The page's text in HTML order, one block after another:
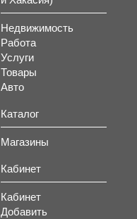
Недвижимость
Работа
Услуги
Товары
Авто
Каталог
Магазины
Кабинет
Кабинет
Добавить